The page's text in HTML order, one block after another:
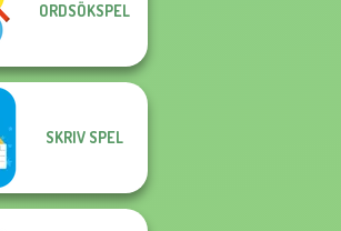
ORDSÖKSPEL
SKRIV SPEL